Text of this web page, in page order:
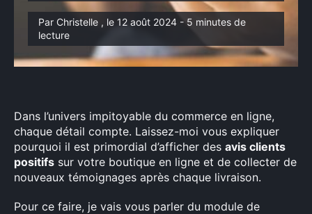
Par Christelle , le 12 août 2024 - 5 minutes de
lecture
Dans l’univers impitoyable du commerce en ligne,
chaque détail compte. Laissez-moi vous expliquer
pourquoi il est primordial d’afficher des avis clients
positifs sur votre boutique en ligne et de collecter de
nouveaux témoignages après chaque livraison.
Pour ce faire, je vais vous parler du module de